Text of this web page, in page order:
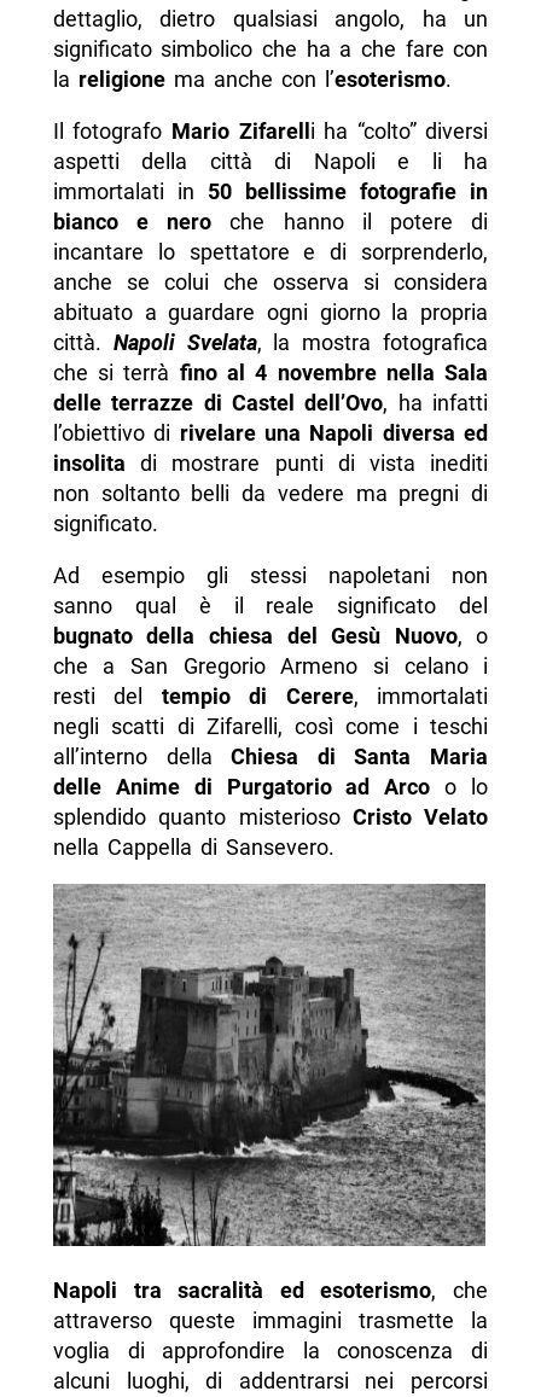
dettaglio, dietro qualsiasi angolo, ha un
significato simbolico che ha a che fare con
la religionema anche con l’esoterismo.
Il fotografo Mario Zifarell i ha “colto” diversi
aspetti della città di Napoli e li ha
immortalati in 50 bellissime fotografie in
bianco e nero che hanno il potere di
incantare lo spettatore e di sorprenderlo,
anche se colui che osserva si considera
abituato a guardare ogni giorno la propria
città. Napoli Svelata, la mostra fotografica
che si terrà fino al 4 novembre nella Sala
delle terrazze di Castel dell’Ovo, ha infatti
l’obiettivo di rivelare una Napoli diversa ed
insolita di mostrare punti di vista inediti
non soltanto belli da vedere ma pregni di
significato.
Ad esempio gli stessi napoletani non
sanno qual è il reale significato del
bugnato della chiesa del Gesù Nuovo, o
che a San Gregorio Armeno si celano i
resti del
tempio di Cerere, immortalati
negli scatti di Zifarelli, così come i teschi
all’interno dellaChiesa di Santa Maria
delle Anime di Purgatorio ad Arco o lo
splendido quanto misterioso Cristo Velato
nella Cappella di Sansevero.
Napoli tra sacralità ed esoterismo, che
attraverso queste immagini trasmette la
voglia di approfondire la conoscenza di
alcuni luoghi, di addentrarsi nei percorsi